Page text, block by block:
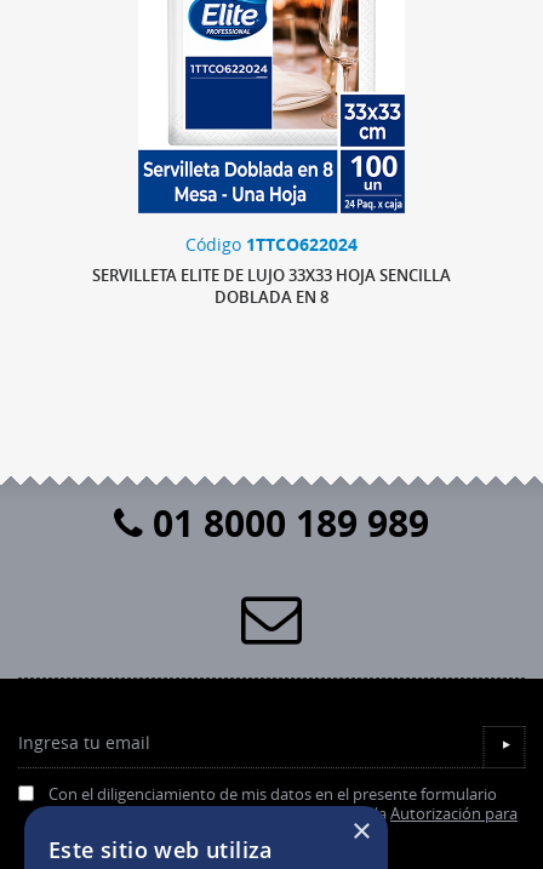
Código 1TTCO622024
SERVILLETA ELITE DE LUJO 33X33 HOJA SENCILLA
DOBLADA EN 8
01 8000 189 989
Ingresa tu email
Con el diligenciamiento de mis datos en el presente formulario
acepto de forma previa, expresa e informada laAutorización para
▼
×
Este sitio web utiliza